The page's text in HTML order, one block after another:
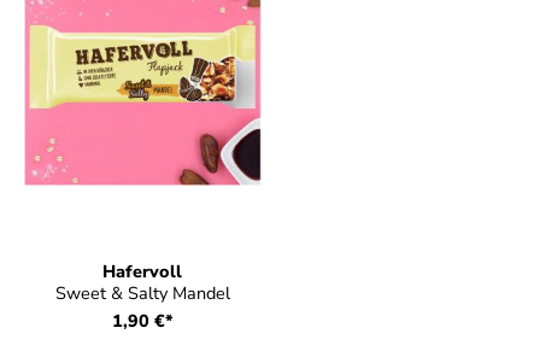
Hafervoll
Sweet & Salty Mandel
1,90 €*